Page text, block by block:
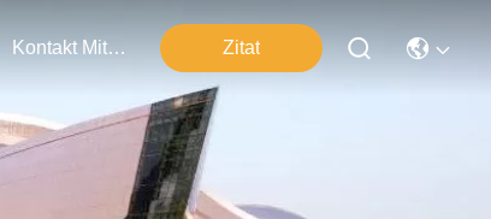
Kontakt Mit Uns Zitat